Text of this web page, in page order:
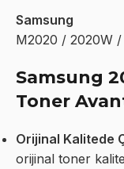
Samsung
M2020 / 2020W
Samsung
Toner
Orijinal Kalitede
orijinal toner